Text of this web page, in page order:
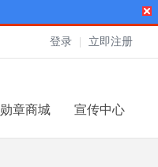
登录 立即注册
勋章商城 宣传中心